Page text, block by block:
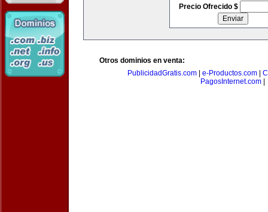
Precio Ofrecido $
Otros dominios en venta:
PublicidadGratis.com
e-Productos.com
PagosInternet.com